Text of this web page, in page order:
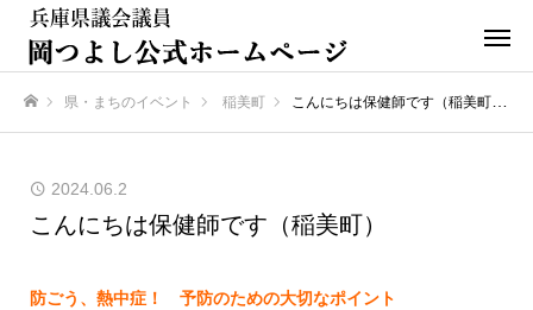
県・まちのイベント 稲美町 こんにちは保健師です（稲美町）
2024.06.2
こんにちは保健師です（稲美町）
防ごう、熱中症！ 予防のための大切なポイント